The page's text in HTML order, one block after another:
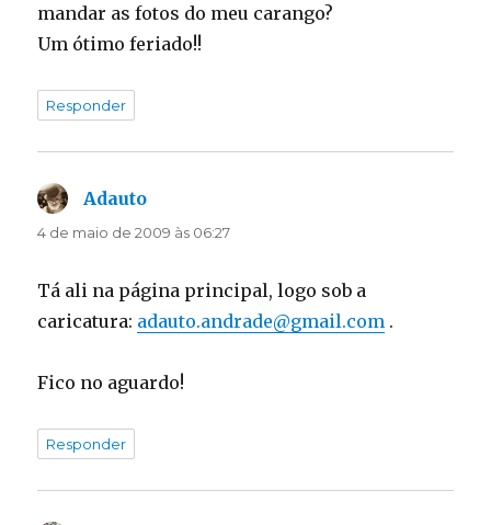
mandar as fotos do meu carango?
Um ótimo feriado!!
Responder
Adauto
4 de maio de 2009 às 06:27
Tá ali na página principal, logo sob a
caricatura: adauto.andrade@gmail.com .
Fico no aguardo!
Responder